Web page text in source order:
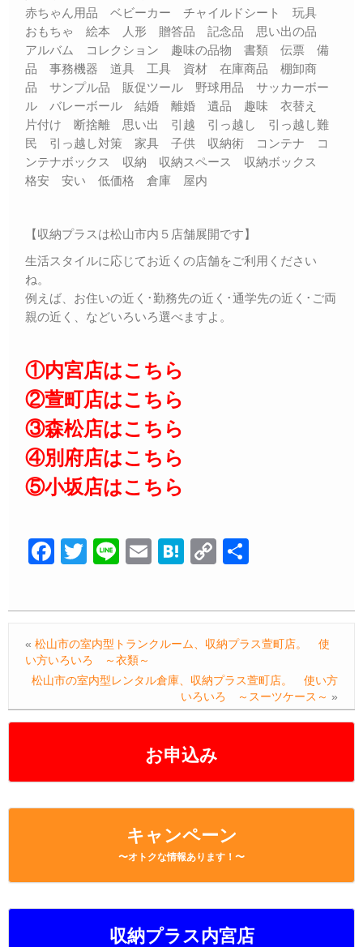
お申込み
キャンペーン
〜オトクな情報あります！〜
収納プラス内宮店
赤ちゃん用品 ベビーカー チャイルドシート 玩具
おもちゃ 絵本 人形 贈答品 記念品 思い出の品
アルバム コレクション 趣味の品物 書類 伝票 備
品 事務機器 道具 工具 資材 在庫商品 棚卸商
品 サンプル品 販促ツール 野球用品 サッカーボー
ル バレーボール 結婚 離婚 遺品 趣味 衣替え
片付け 断捨離 思い出 引越 引っ越し 引っ越し難
民 引っ越し対策 家具 子供 収納術 コンテナ コ
ンテナボックス 収納 収納スペース 収納ボックス
格安 安い 低価格 倉庫 屋内
【収納プラスは松山市内５店舗展開です】
生活スタイルに応じてお近くの店舗をご利用ください
ね。
例えば、お住いの近く･勤務先の近く･通学先の近く･ご両
親の近く、などいろいろ選べますよ。
①内宮店はこちら
②萱町店はこちら
③森松店はこちら
④別府店はこちら
⑤小坂店はこちら
F
c
b
o
o
T
tt
Li
e
E
ail
H
e
a
C
p
Li
n
k
« 松山市の室内型トランクルーム、収納プラス萱町店。 使
い方いろいろ ～衣類～
松山市の室内型レンタル倉庫、収納プラス萱町店。 使い方
いろいろ ～スーツケース～ »